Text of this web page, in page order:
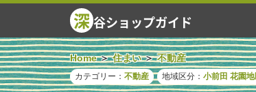
深 谷ショップガイド
Home 住まい 不動産
カテゴリー： 不動産 地域区分： 小前田 花園